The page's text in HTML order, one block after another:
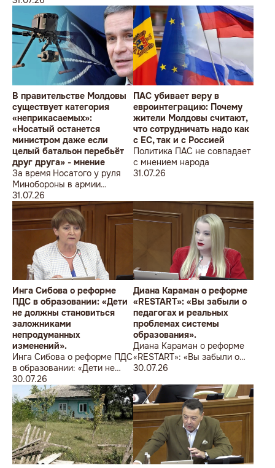
ведь полмиллиарда
незаметно в карман не
положишь
Молдовы
В правительстве Молдовы
существует категория
«неприкасаемых»:
«Носатый останется
министром даже если
целый батальон перебьёт
друг друга» - мнение
За время Носатого у руля
Минобороны в армии
погибли 9 человек в мирное
время, включая
несовершеннолетнего
юношу
31.07.26
ПАС убивает веру в
евроинтеграцию: Почему
жители Молдовы считают,
что сотрудничать надо как
с ЕС, так и с Россией
Политика ПАС не совпадает
с мнением народа
31.07.26
Инга Сибова о реформе
ПДС в образовании: «Дети
не должны становиться
заложниками
непродуманных
изменений».
Инга Сибова о реформе ПДС
в образовании: «Дети не
должны становиться
заложниками
непродуманных изменений».
30.07.26
Диана Караман о реформе
«RESTART»: «Вы забыли о
педагогах и реальных
проблемах системы
образования».
Диана Караман о реформе
«RESTART»: «Вы забыли о
педагогах и реальных
образования».
30.07.26